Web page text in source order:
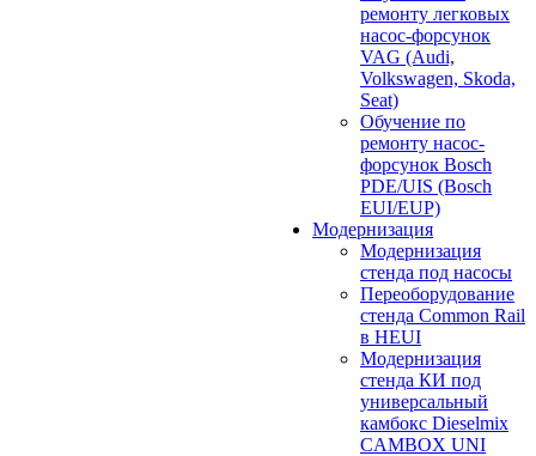
ремонту легковых
насос-форсунок
VAG (Audi,
Volkswagen, Skoda,
Seat)
Обучение по
ремонту насос-
форсунок Bosch
PDE/UIS (Bosch
EUI/EUP)
Модернизация
Модернизация
стенда под насосы
Переоборудование
стенда Common Rail
в HEUI
Модернизация
стенда КИ под
универсальный
камбокс Dieselmix
CAMBOX UNI